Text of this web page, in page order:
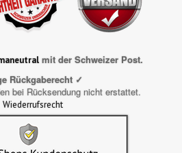
mit der Schweizer Post.
Rückgaberecht ✓
bei Rücksendung nicht erstattet.
Wiederrufsrecht